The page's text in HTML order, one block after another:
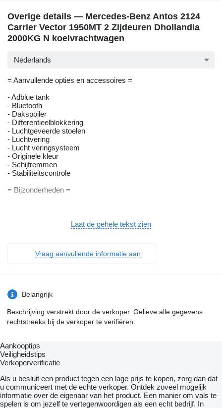
Overige details — Mercedes-Benz Antos 2124
Carrier Vector 1950MT 2 Zijdeuren Dhollandia
2000KG N koelvrachtwagen
Nederlands
= Aanvullende opties en accessoires =
- Adblue tank
- Bluetooth
- Dakspoiler
- Differentieelblokkering
- Luchtgeveerde stoelen
- Luchtvering
- Lucht veringsysteem
- Originele kleur
- Schijfremmen
- Stabiliteitscontrole
= Bijzonderheden =
Dhollandia Laadklep 2000KG
NL Truck
= Bedrijfsinformatie =
Dit voertuig financieren? Geen probleem. Wij regelen snel een
Bekijk alle foto’s en meer informatie op hesselink-trucks.nl of
neem direct contact op.
= Meer informatie =
Algemene informatie
Cabine: dag
Laat de gehele tekst zien
Vraag aanvullende informatie aan
Belangrijk
Beschrijving verstrekt door de verkoper. Gelieve alle gegevens
rechtstreeks bij de verkoper te verifiëren.
Aankooptips
Veiligheidstips
Verkoperverificatie
Als u besluit een product tegen een lage prijs te kopen, zorg dan dat
u communiceert met de echte verkoper. Ontdek zoveel mogelijk
informatie over de eigenaar van het product. Een manier om vals te
spelen is om jezelf te vertegenwoordigen als een echt bedrijf. In